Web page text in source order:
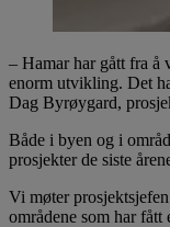
– Hamar har gått fra å
enorm utvikling. Det
Dag Byrøygard,
Både i byen og i
prosjekter de siste
Vi møter
områdene som har fått